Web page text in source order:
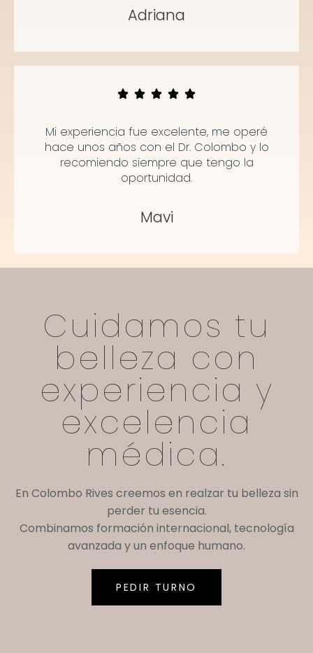
Adriana
Mi experiencia fue excelente, me operé
hace unos años con el Dr. Colombo y lo
recomiendo siempre que tengo la
oportunidad.
Mavi
Cuidamos tu
belleza con
experiencia y
excelencia
médica.
En Colombo Rives creemos en realzar tu belleza sin
perder tu esencia.
Combinamos formación internacional, tecnología
avanzada y un enfoque humano.
PEDIR TURNO